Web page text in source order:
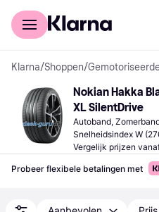
Voor shoppers
Klarna/Shoppen/
Nokian Hakka
XL SilentDrive
Autoband,
Snelheidsindex W
Vergelijk prijzen
Probeer flexibele betalingen met